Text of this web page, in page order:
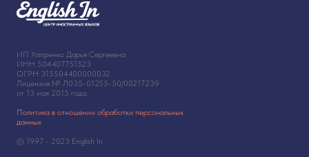
ИП Хапренко Дарья Сергеевна
ИНН 504407751523
ОГРН 315504400000032
Лицензия № Л035-01255-50/00217239
от 13 мая 2015 года.
Политика в отношении обработки персональных
данных
© 1997 - 2023 English In